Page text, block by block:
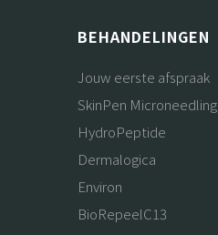
BEHANDELINGEN
Jouw eerste afspraak
SkinPen Microneedling
HydroPeptide
Dermalogica
Environ
BioRepeelC13